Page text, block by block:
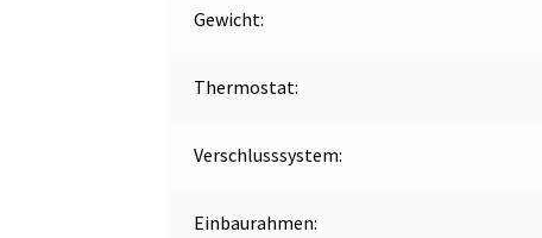
Gewicht:
Thermostat:
Verschlusssystem:
Einbaurahmen: